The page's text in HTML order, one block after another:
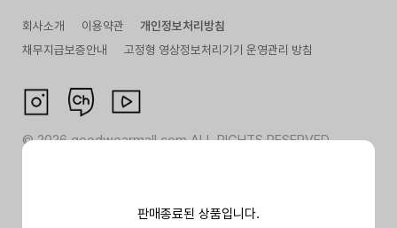
판매종료된 상품입니다.
회사소개 이용약관
개인정보처리방침
채무지급보증안내
고정형 영상정보처리기기 운영관리 방침
©2026goodwearmall.com ALL RIGHTS RESERVED